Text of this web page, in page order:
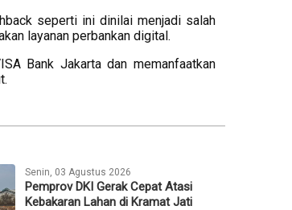
seperti ini dinilai menjadi salah
layanan perbankan digital.
Bank Jakarta dan memanfaatkan
Senin, 03 Agustus 2026
Pemprov DKI Gerak Cepat Atasi
Kebakaran Lahan di Kramat Jati